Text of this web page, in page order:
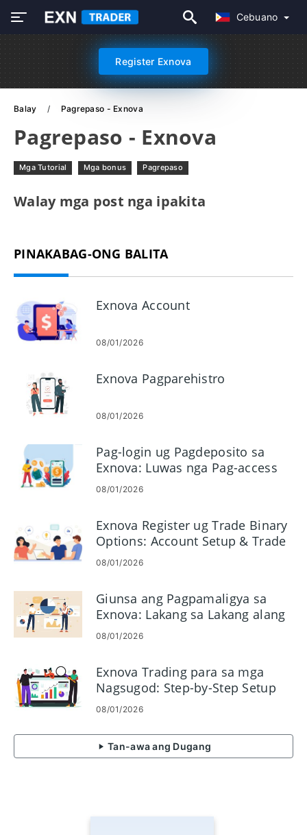
Cebuano
Register Exnova
Balay Pagrepaso - Exnova
Pagrepaso - Exnova
Mga Tutorial Mga bonus Pagrepaso
Walay mga post nga ipakita
PINAKABAG-ONG BALITA
Exnova Account
08/01/2026
Exnova Pagparehistro
08/01/2026
Pag-login ug Pagdeposito sa
Exnova: Luwas nga Pag-access
sa Account ug Pagpondo
08/01/2026
Exnova Register ug Trade Binary
Options: Account Setup & Trade
Execution
08/01/2026
Giunsa ang Pagpamaligya sa
Exnova: Lakang sa Lakang alang
sa mga Nagsugod
08/01/2026
Exnova Trading para sa mga
Nagsugod: Step-by-Step Setup
ug First Trades
08/01/2026
Tan-awa ang Dugang